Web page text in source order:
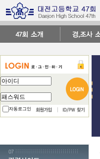
자동로그인